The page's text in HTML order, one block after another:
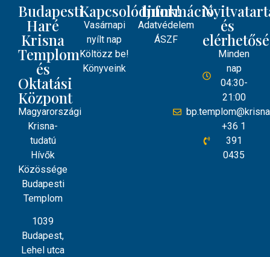
Budapesti
Haré
Krisna
Templom
és
Oktatási
Központ
Magyarországi
Krisna-
tudatú
Hívők
Közössége
Budapesti
Templom
1039
Budapest,
Lehel utca
Kapcsolódjunk!
Vasárnapi
nyílt nap
Költözz be!
Könyveink
Információ
Adatvédelem
ÁSZF
és
Minden
nap
04:30-
21:00
+36 1
391
0435